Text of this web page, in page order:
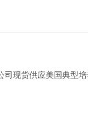
现货供应美国典型培